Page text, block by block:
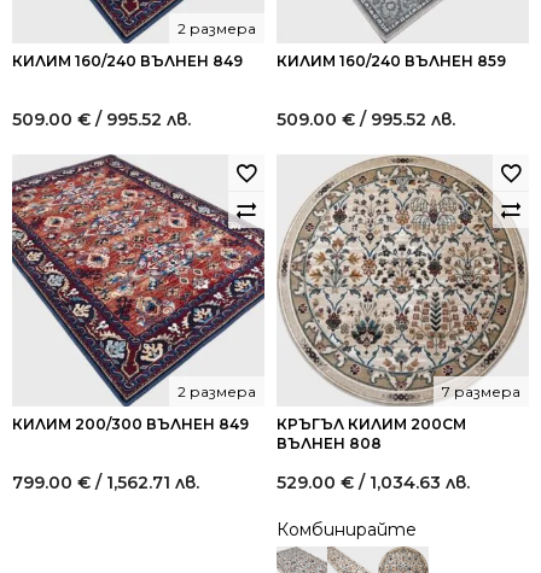
КИЛИМ 160/240 ВЪЛНЕН 849
2 размера
509.00 € / 995.52 лв.
КИЛИМ 160/240 ВЪЛНЕН 859
509.00 € / 995.52 лв.
КИЛИМ 200/300 ВЪЛНЕН 849
2 размера
799.00 € / 1,562.71 лв.
КРЪГЪЛ КИЛИМ 200СМ
ВЪЛНЕН 808
7 размера
529.00 € / 1,034.63 лв.
Комбинирайте